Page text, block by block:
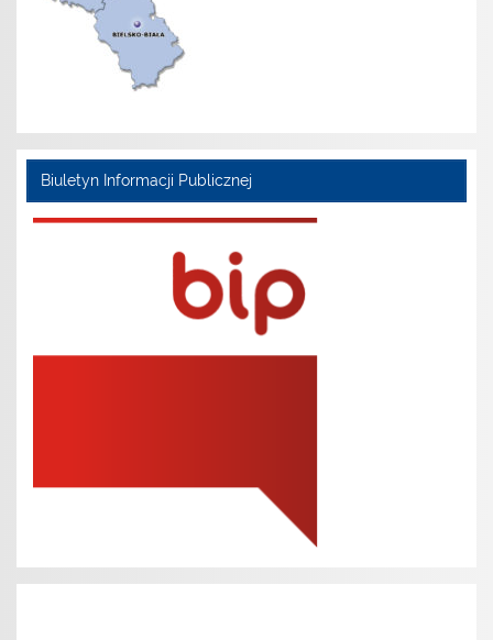
Biuletyn Informacji Publicznej